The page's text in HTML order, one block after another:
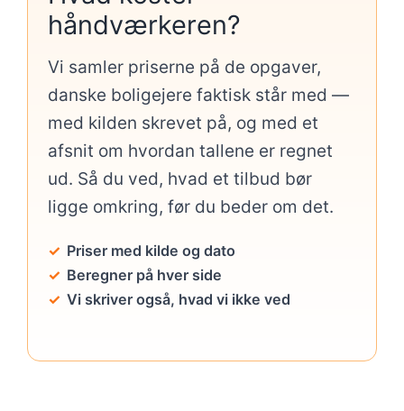
håndværkeren?
Vi samler priserne på de opgaver,
danske boligejere faktisk står med —
med kilden skrevet på, og med et
afsnit om hvordan tallene er regnet
ud. Så du ved, hvad et tilbud bør
ligge omkring, før du beder om det.
Priser med kilde og dato
Beregner på hver side
Vi skriver også, hvad vi ikke ved